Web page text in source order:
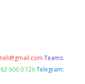
Teams:
606 0 726 Telegram: